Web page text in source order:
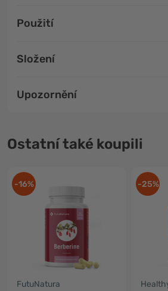
Použití
Složení
Upozornění
Ostatní také koupili
-16%
FutuNatura
-25%